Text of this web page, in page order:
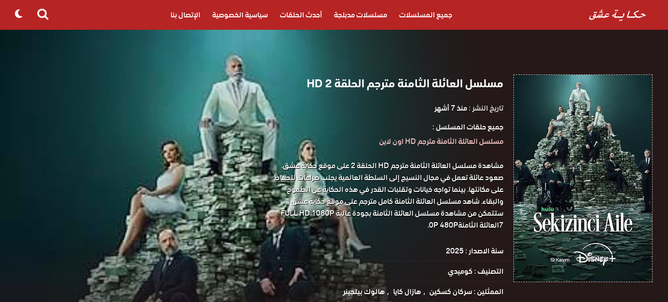
جميع المسلسلات مسلسلات مدبلجة أحدث الحلقات سياسية الخصوصية الإتصال بنا
Search
مسلسل العائلة الثامنة مترجم الحلقة 2 HD
تاريخ النشر :منذ 7 أشهر
جميع حلقات المسلسل :
مسلسل العائلة الثامنة مترجم HD اون لاين
مشاهدة مسلسل العائلة الثامنة مترجم HD الحلقة 2 على موقع حكاية عشق.
صعود عائلة تعمل في مجال النسيج إلى السلطة العالمية يجلب صراعات للحفاظ
على مكانتها. بينما تواجه خيانات وتقلبات القدر في هذه الحكاية عن الطموح
والبقاء. شاهد مسلسل العائلة الثامنة كامل مترجم على موقع حكاية عشق
ستتمكن من مشاهدة مسلسل العائلة الثامنة بجودة عالية FULL HD 1080P
7العائلة الثامنة0P 480P.
سنة الاصدار :2025
التصنيف :كوميدي
الممثلين :سركان كسكين هازال كايا
هالوك بيلجينر